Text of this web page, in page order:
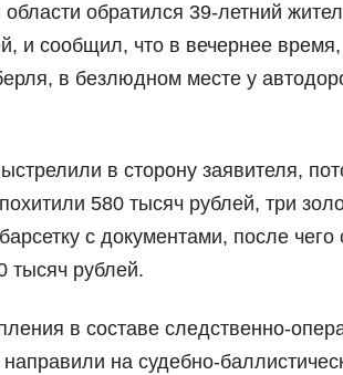
обратился 39-летний
сообщил, что в вечернее время,
в безлюдном месте у
в сторону заявителя,
580 тысяч рублей, три
с документами, после
тысяч рублей.
в составе следственно-
на судебно-